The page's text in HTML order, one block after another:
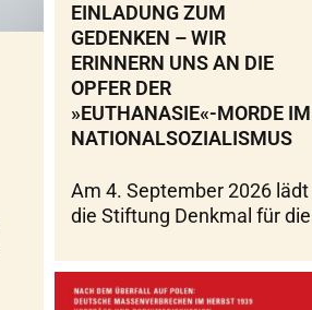
EINLADUNG ZUM
GEDENKEN – WIR
ERINNERN UNS AN DIE
OPFER DER
»EUTHANASIE«-MORDE IM
NATIONALSOZIALISMUS
Am 4. September 2026 lädt
die Stiftung Denkmal für die